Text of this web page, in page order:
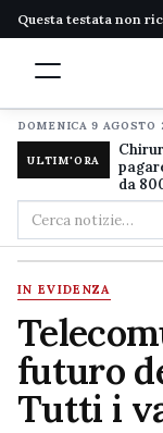
Questa testata non
DOMENICA 9 AGOSTO
ULTIM'ORA
da
Cerca
nel
sito
IN EVIDENZA
futuro
Tutti i